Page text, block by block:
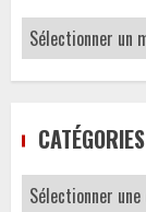
Archives
CATÉGORIES
Catégories